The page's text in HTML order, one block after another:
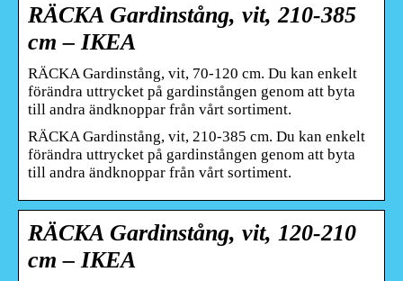
RÄCKA Gardinstång, vit, 210-385
cm – IKEA
RÄCKA Gardinstång, vit, 70-120 cm. Du kan enkelt
förändra uttrycket på gardinstången genom att byta
till andra ändknoppar från vårt sortiment.
RÄCKA Gardinstång, vit, 210-385 cm. Du kan enkelt
förändra uttrycket på gardinstången genom att byta
till andra ändknoppar från vårt sortiment.
RÄCKA Gardinstång, vit, 120-210
cm – IKEA